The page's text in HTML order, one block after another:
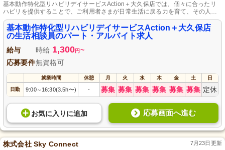
基本動作特化型リハビリデイサービスAction＋大久保店では、個々に合ったリ
ハビリを提供することで、ご利用者さまが日常生活に戻る力を育て、その人ら
しい充実した未来を築くお手伝いをしています。
基本動作特化型リハビリデイサービスAction＋大久保店
の生活相談員のパート・アルバイト求人
給与 時給 1,300円 ~
応募要件無資格可
就業時間 休憩 月 火 水 木 金 土 日
日勤 9:00～ 16:30(3.5h〜) - 募集 募集 募集 募集 募集 募集 定休
お気に入り に追加 応募画面へ進む
株式会社 Sky Connect 7月23日更新